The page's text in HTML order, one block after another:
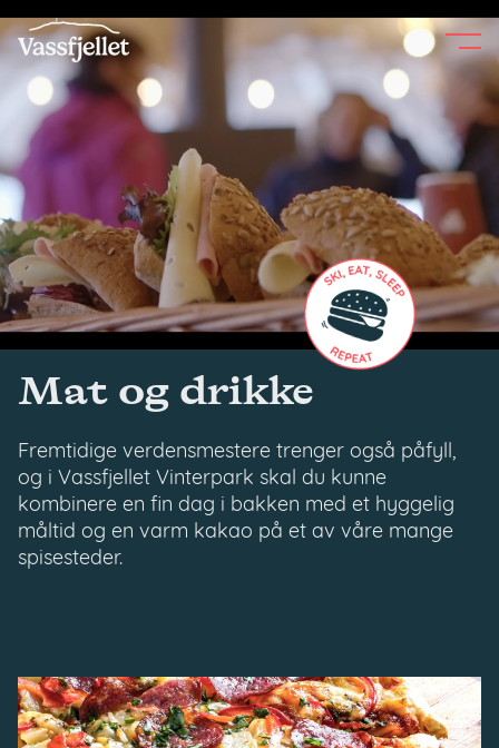
to
content
Mat og drikke
Fremtidige verdensmestere trenger også påfyll,
og i Vassfjellet Vinterpark skal du kunne
kombinere en fin dag i bakken med et hyggelig
måltid og en varm kakao på et av våre mange
spisesteder.